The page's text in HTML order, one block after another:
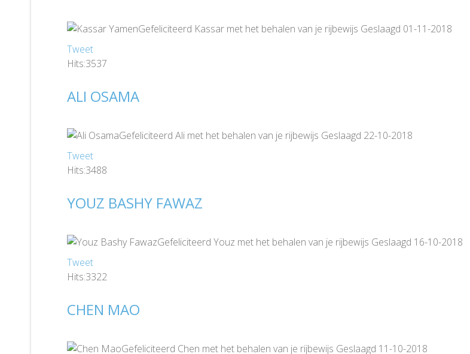
Gefeliciteerd Kassar met het behalen van je rijbewijs Geslaagd 01-11-2018
Tweet
Hits:3537
ALI OSAMA
Gefeliciteerd Ali met het behalen van je rijbewijs Geslaagd 22-10-2018
Tweet
Hits:3488
YOUZ BASHY FAWAZ
Gefeliciteerd Youz met het behalen van je rijbewijs Geslaagd 16-10-2018
Tweet
Hits:3322
CHEN MAO
Gefeliciteerd Chen met het behalen van je rijbewijs Geslaagd 11-10-2018